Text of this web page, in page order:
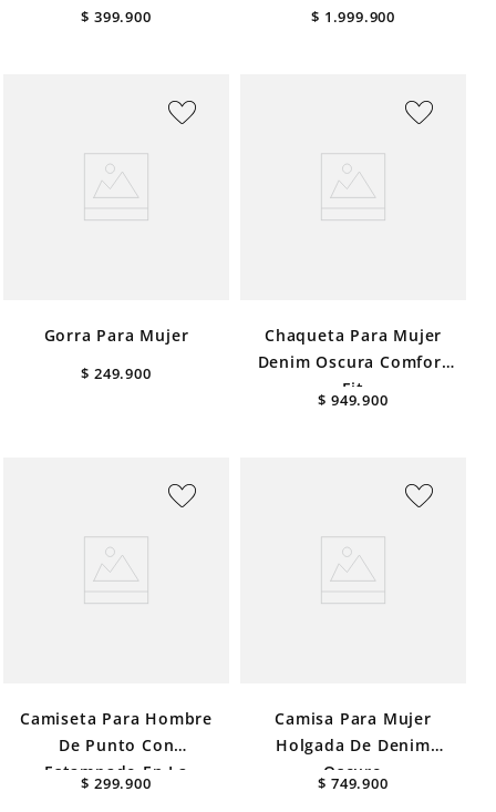
$ 399.900 $ 1 .999.900
Gorra Para Mujer
$ 249.900
Chaqueta Para Mujer
Denim Oscura Comfort
Fit
$ 949.900
Camiseta Para Hombre
De Punto Con
Estampado En La
$ 299.900
Camisa Para Mujer
Holgada De Denim
Oscuro
$ 749.900